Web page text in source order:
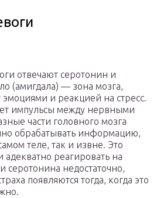
отвечают серотонин и
(амигдала) — зона мозга,
эмоциями и реакцией на стресс.
импульсы между нервными
части головного мозга
обрабатывать информацию,
теле, так и извне. Это
адекватно реагировать на
серотонина недостаточно,
появляются тогда, когда это